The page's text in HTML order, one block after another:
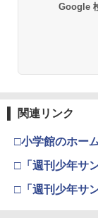
Google
関連リンク
□小学館のホー
□「週刊少年サ
□「週刊少年サ